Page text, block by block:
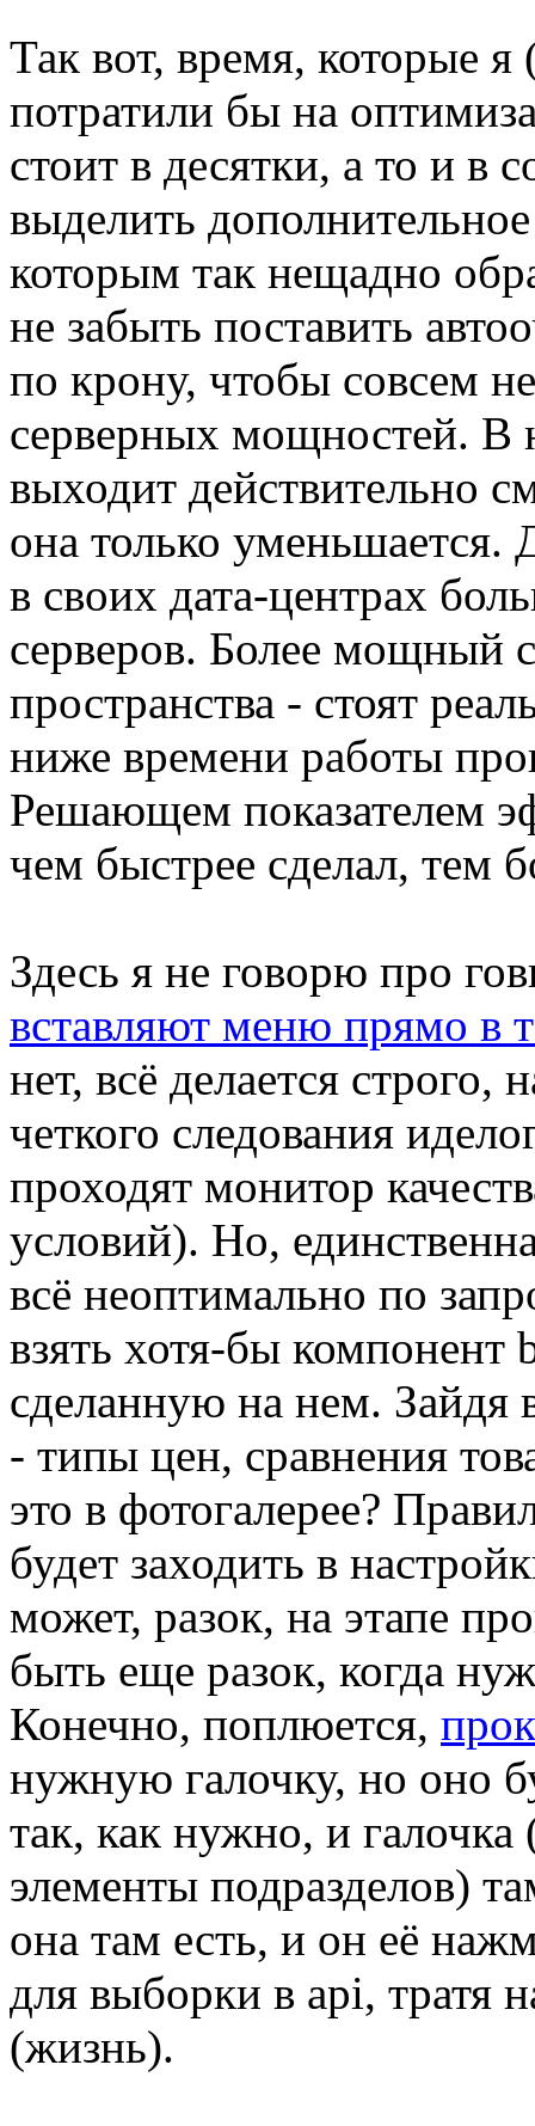
Так вот, время, которые
потратили бы на
стоит в десятки, а то и в
выделить
которым так нещадно
не забыть поставить
по крону, чтобы совсем
серверных мощностей. В
выходит действительно
она только уменьшается.
в своих дата-центрах
серверов. Более мощный
пространства - стоят
ниже времени работы
Решающем показателем
чем быстрее сделал, тем
Здесь я не говорю про
вставляют меню прямо в
нет, всё делается
четкого следования
проходят монитор
условий). Но,
всё неоптимально по
взять хотя-бы
сделанную на нем. Зайдя
- типы цен, сравнения
это в фотогалерее?
будет заходить в
может, разок, на этапе
быть еще разок, когда
Конечно, поплюется,
нужную галочку, но оно
так, как нужно, и
элементы подразделов)
она там есть, и он её
для выборки в api, тратя
(жизнь).